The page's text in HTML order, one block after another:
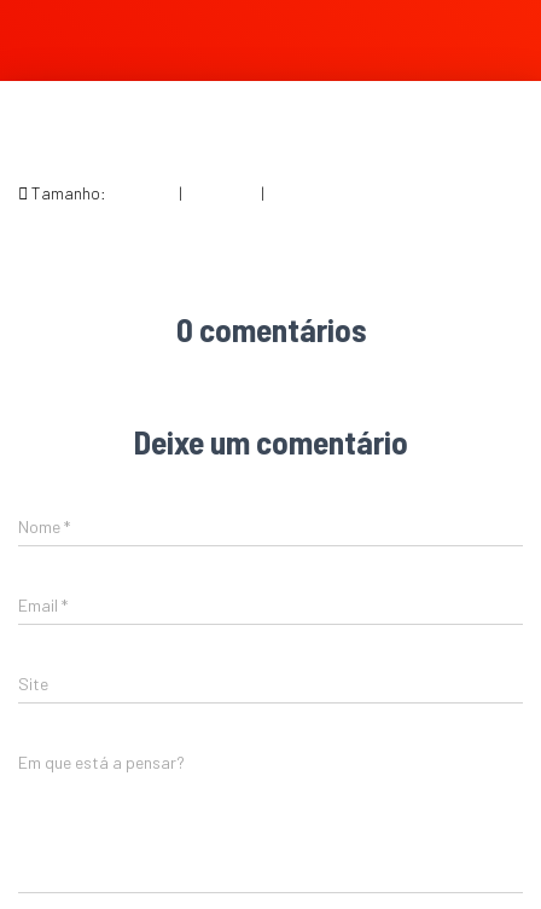
Tamanho: | |
0 comentários
Deixe um comentário
Nome*
Email *
Site
Em que está a pensar?